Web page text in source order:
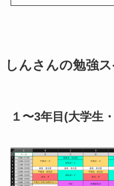
しんさんの勉強
１〜3年⽬(⼤学⽣